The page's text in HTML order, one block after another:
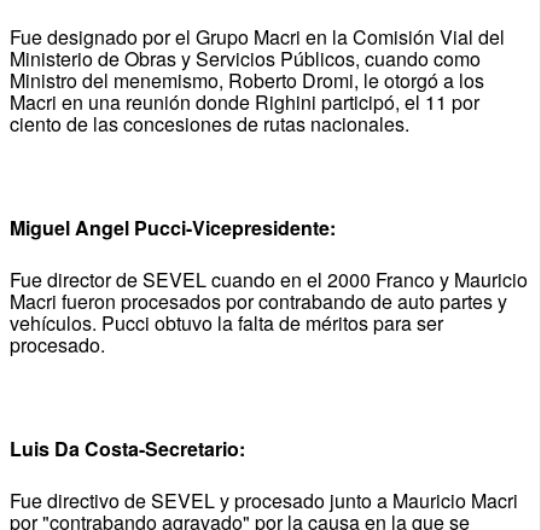
Fue designado por el Grupo Macri en la Comisión Vial del
Ministerio de Obras y Servicios Públicos, cuando como
Ministro del menemismo, Roberto Dromi, le otorgó a los
Macri en una reunión donde Righini participó, el 11 por
ciento de las concesiones de rutas nacionales.
Miguel Angel Pucci-Vicepresidente:
Fue director de SEVEL cuando en el 2000 Franco y Mauricio
Macri fueron procesados por contrabando de auto partes y
vehículos. Pucci obtuvo la falta de méritos para ser
procesado.
Luis Da Costa-Secretario:
Fue directivo de SEVEL y procesado junto a Mauricio Macri
por "contrabando agravado" por la causa en la que se